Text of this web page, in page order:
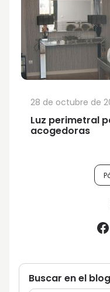
Luz perimetral
acogedoras
28 de octubre de
Buscar en el blog